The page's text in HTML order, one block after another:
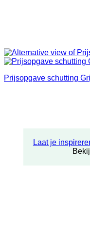
Laat je
Prijsopgave schutting